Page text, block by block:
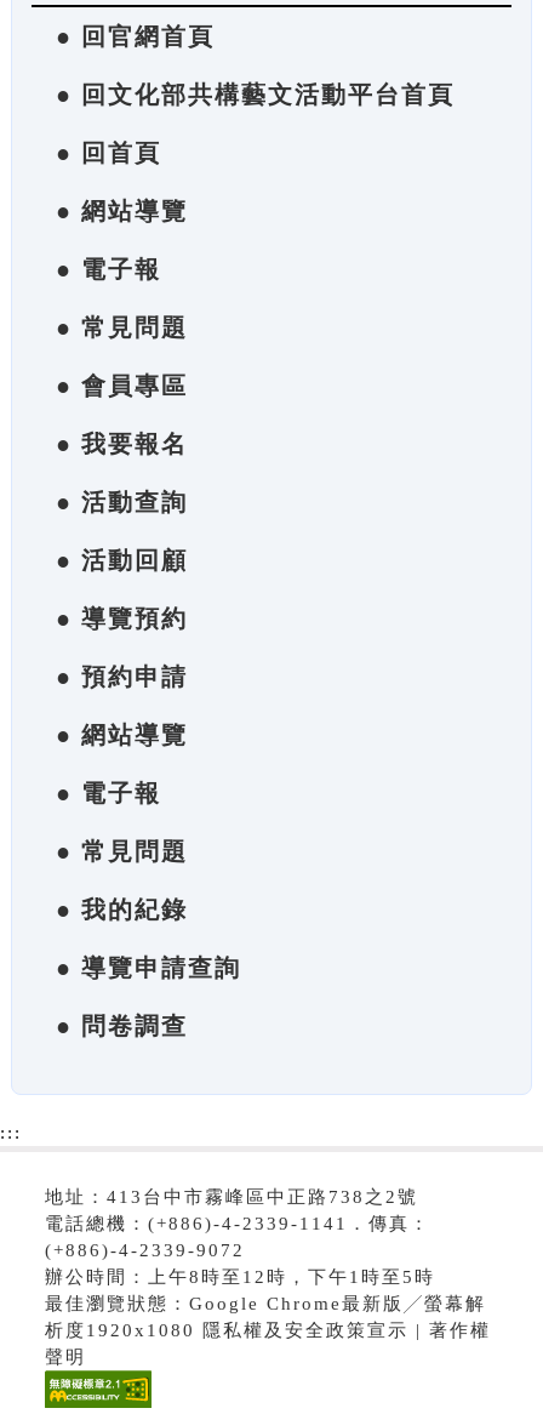
● 回官網首頁
● 回文化部共構藝文活動平台首頁
● 回首頁
● 網站導覽
● 電子報
● 常見問題
● 會員專區
● 我要報名
● 活動查詢
● 活動回顧
● 導覽預約
● 預約申請
● 網站導覽
● 電子報
● 常見問題
● 我的紀錄
● 導覽申請查詢
● 問卷調查
:::
地址：413台中市霧峰區中正路738之2號
電話總機：(+886)-4-2339-1141．傳真：
(+886)-4-2339-9072
辦公時間：上午8時至12時，下午1時至5時
最佳瀏覽狀態：Google Chrome最新版╱螢幕解
析度1920x1080 隱私權及安全政策宣示 | 著作權
聲明